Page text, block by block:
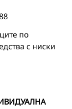
по
с ниски